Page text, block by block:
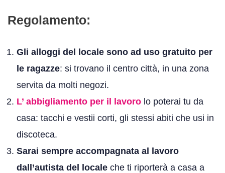
Regolamento:
Gli alloggi del locale sono ad uso gratuito per
le ragazze: si trovano il centro città, in una zona
servita da molti negozi.
L’ abbigliamento per il lavoro lo poterai tu da
casa: tacchi e vestii corti, gli stessi abiti che usi in
discoteca.
Sarai sempre accompagnata al lavoro
dall’autista del locale che ti riporterà a casa a